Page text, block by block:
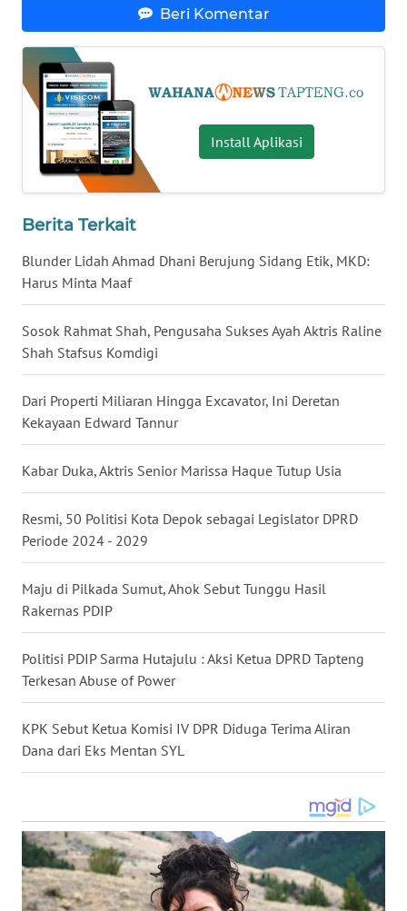
Beri Komentar
Install Aplikasi
Berita Terkait
Blunder Lidah Ahmad Dhani Berujung Sidang Etik, MKD:
Harus Minta Maaf
Sosok Rahmat Shah, Pengusaha Sukses Ayah Aktris Raline
Shah Stafsus Komdigi
Dari Properti Miliaran Hingga Excavator, Ini Deretan
Kekayaan Edward Tannur
Kabar Duka, Aktris Senior Marissa Haque Tutup Usia
Resmi, 50 Politisi Kota Depok sebagai Legislator DPRD
Periode 2024 - 2029
Maju di Pilkada Sumut, Ahok Sebut Tunggu Hasil
Rakernas PDIP
Politisi PDIP Sarma Hutajulu : Aksi Ketua DPRD Tapteng
Terkesan Abuse of Power
KPK Sebut Ketua Komisi IV DPR Diduga Terima Aliran
Dana dari Eks Mentan SYL
WN
TAPANULI
SELATAN
WN
TANJUNG
LESUNG
WN
WN
SIMALUNGUN
WN
LABUHANBATU
WN
TAPANULI
TENGAH
WN DELI
SERDANG
TEBING
TINGGI
WN
PAKPAK
WN
KARAWANG
BEKASI
WN
BOGOR